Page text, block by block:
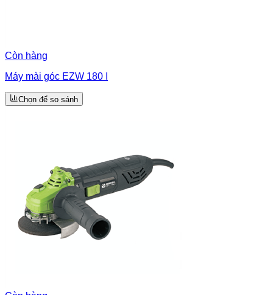
Còn hàng
Máy mài góc EZW 180 I
Chọn để so sánh